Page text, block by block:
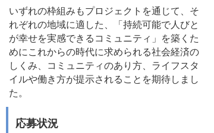
いずれの枠組みもプロジェクトを通じて、そ
れぞれの地域に適した、「持続可能で人びと
が幸せを実感できるコミュニティ」を築くた
めにこれからの時代に求められる社会経済の
しくみ、コミュニティのあり方、ライフスタ
イルや働き方が提示されることを期待しまし
た。
応募状況